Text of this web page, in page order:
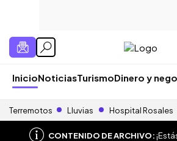
InicioNoticiasTurismoDinero y
Terremotos Lluvias Hospital Rosales
CONTENIDO DE ARCHIVO: